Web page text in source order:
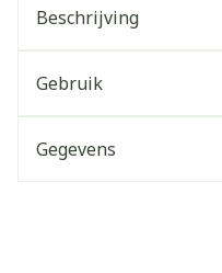
Beschrijving
Gebruik
Gegevens